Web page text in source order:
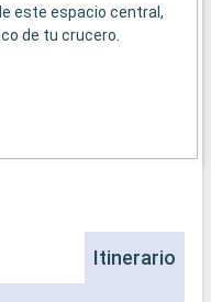
este espacio central,
de tu crucero.
Itinerario